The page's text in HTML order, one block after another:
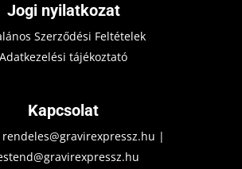
Jogi nyilatkozat
Szerződési Feltételek
Adatkezelési tájékoztató
Kapcsolat
rendeles@gravirexpressz.hu |